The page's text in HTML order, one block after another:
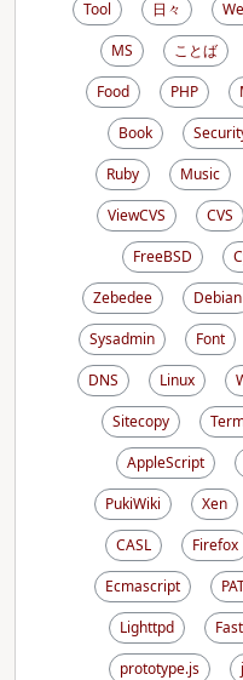
Tool 日々
MS
ことば
Food
PHP
Book
Ruby
Music
ViewCVS
CVS
FreeBSD
Zebedee
Debian
Sysadmin
Font
DNS
Linux
Sitecopy
AppleScript
PukiWiki
Xen
CASL
Firefox
Ecmascript
Lighttpd
prototype.js